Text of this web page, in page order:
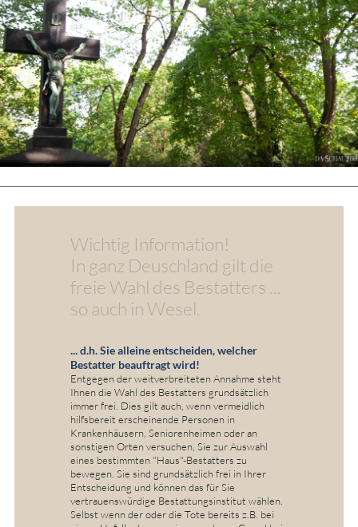
Wichtig Information!
In ganz Deuschland gilt die
freie Wahl des Bestatters ...
so auch in Wesel.
... d.h. Sie alleine entscheiden, welcher
Bestatter beauftragt wird!
Entgegen der weitverbreiteten Annahme steht
Ihnen die Wahl des Bestatters grundsätzlich
immer frei. Dies gilt auch, wenn vermeidlich
hilfsbereit erscheinende Personen in
Krankenhäusern, Seniorenheimen oder an
sonstigen Orten versuchen, Sie zur Auswahl
eines bestimmten "Haus"-Bestatters zu
bewegen. Sie sind grundsätzlich frei in Ihrer
Entscheidung und können das für Sie
vertrauenswürdige Bestattungsinstitut wählen.
Selbst wenn der oder die Tote bereits z.B. bei